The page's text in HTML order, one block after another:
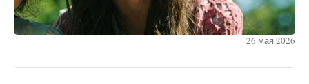
26 мая 2026